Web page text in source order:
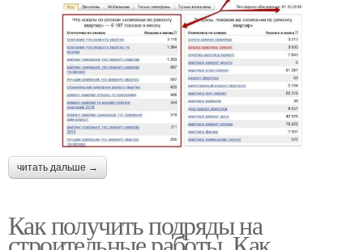
читать дальше →
Как получить подряды на